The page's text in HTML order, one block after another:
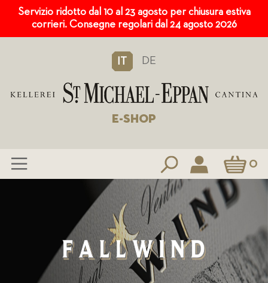
Servizio ridotto dal 10 al 23 agosto per chiusura estiva
corrieri. Consegne regolari dal 24 agosto 2026
IT DE
E-SHOP
Carrello0